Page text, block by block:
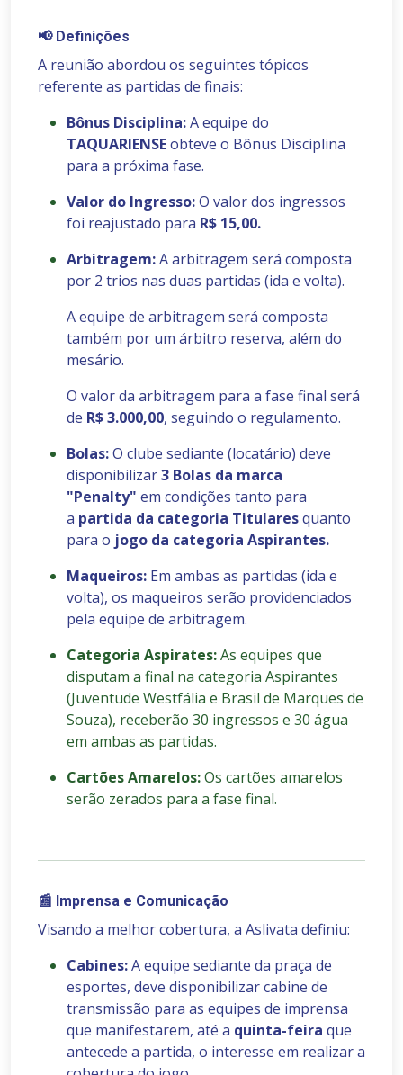
📢 Definições
A reunião abordou os seguintes tópicos
referente as partidas de finais:
Bônus Disciplina:A equipe do
TAQUARIENSEobteve o Bônus Disciplina
para a próxima fase.
Valor do Ingresso:O valor dos ingressos
foi reajustado para R$ 15,00.
Arbitragem:A arbitragem será composta
por 2 trios nas duas partidas (ida e volta).
A equipe de arbitragem será composta
também por um árbitro reserva, além do
mesário.
O valor da arbitragem para a fase final será
de R$ 3.000,00, seguindo o regulamento.
Bolas:O clube sediante (locatário) deve
disponibilizar3 Bolas da marca
"Penalty" em condições tanto para
a partida da categoria Titularesquanto
para o jogo da categoria Aspirantes.
Maqueiros: Em ambas as partidas (ida e
volta), os maqueiros serão providenciados
pela equipe de arbitragem.
Categoria Aspirates:As equipes que
disputam a final na categoria Aspirantes
(Juventude Westfália e Brasil de Marques de
Souza), receberão 30 ingressos e 30 água
em ambas as partidas.
Cartões Amarelos:Os cartões amarelos
serão zerados para a fase final.
📰 Imprensa e Comunicação
Visando a melhor cobertura, a Aslivata definiu:
Cabines:A equipe sediante da praça de
esportes, deve disponibilizar cabine de
transmissão para as equipes de imprensa
que manifestarem, até a quinta-feira que
antecede a partida, o interesse em realizar a